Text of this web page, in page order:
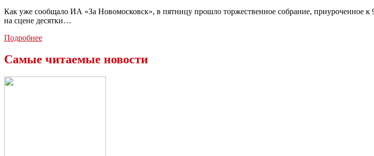
Как уже сообщало ИА «За Новомосковск», в пятницу прошло торжественное собрание, приуроченное
на сцене десятки…
ПодробнееКто
педагогом
Самые читаемые новости